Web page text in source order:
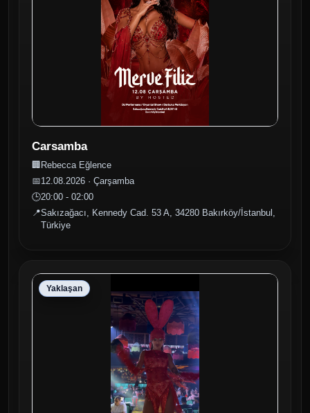
kanalımıza abone olup
videomuzu beğenirseniz
çok seviniriz! 👇 📞
Rezervasyon ve İletişim:
05452032008
#RebeccaEğlence
#YeniNesilMeyhane
#GeceHayatı #Eğlence
#TürkçePop #Meyhane
Carsamba
🏢Rebecca Eğlence
📅12.08.2026 · Çarşamba
🕒20:00 - 02:00
📍Sakızağacı, Kennedy Cad. 53 A, 34280 Bakırköy/İstanbul,
Türkiye
Yaklaşan